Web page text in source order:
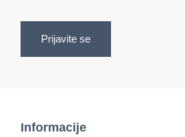
Prijavite se
Informacije